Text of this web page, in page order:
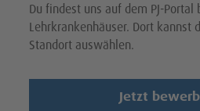
Du findest uns auf dem PJ-Portal
Lehrkrankenhäuser. Dort kannst
Standort auswählen.
Jetzt